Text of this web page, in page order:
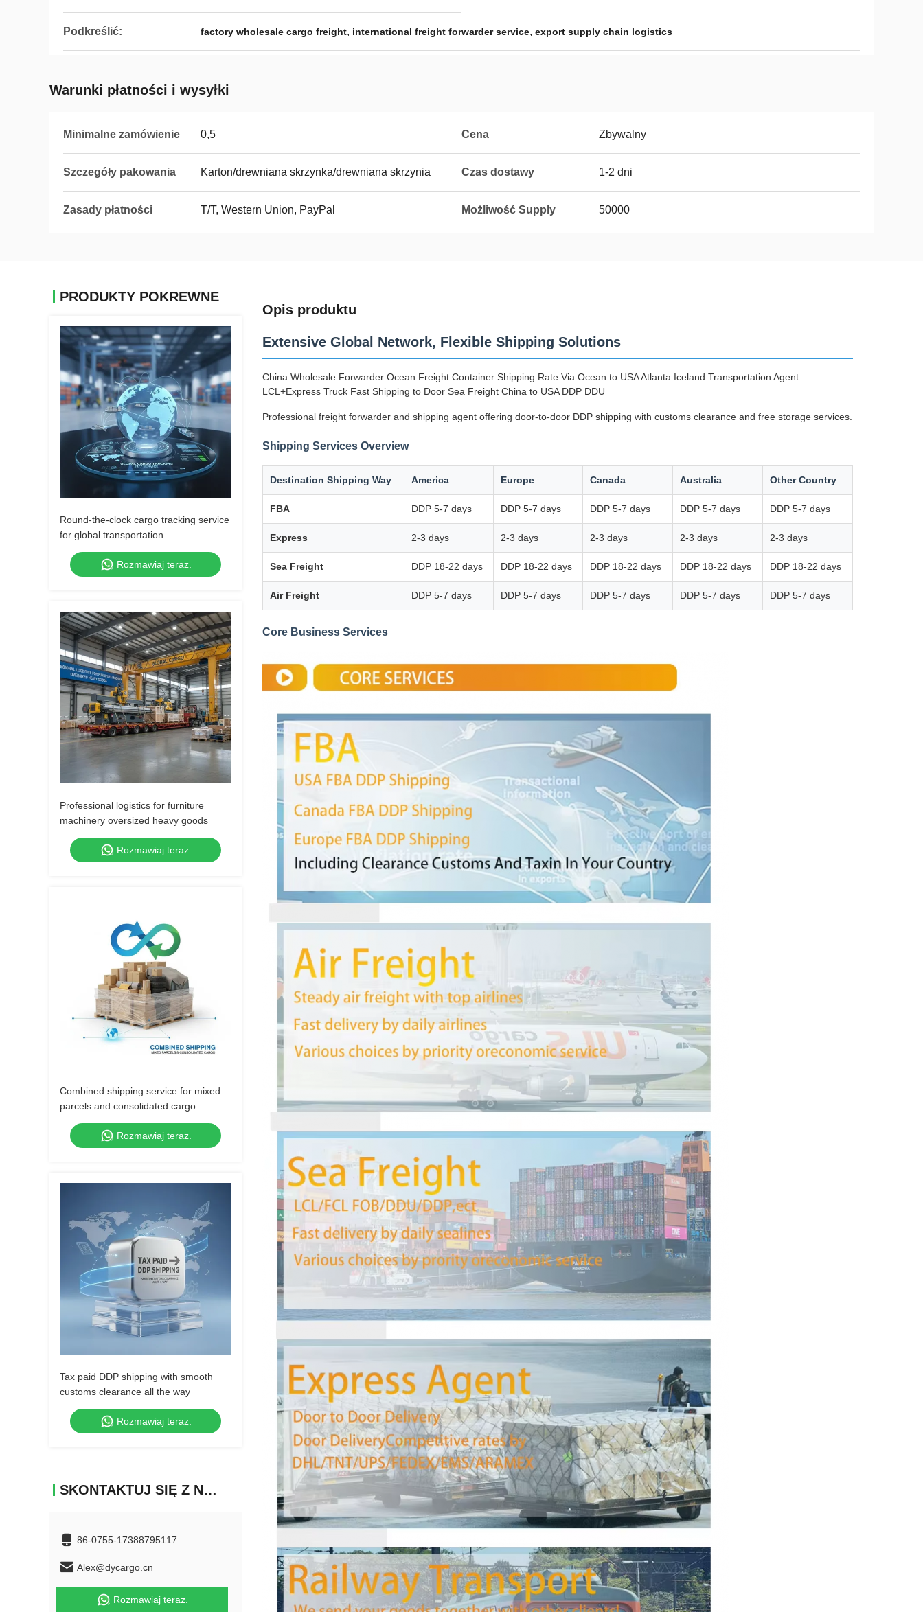
Podkreślić: factory wholesale cargo freight, international freight forwarder service, export supply chain logistics
Warunki płatności i wysyłki
Minimalne zamówienie 0,5 Cena Zbywalny
Szczegóły pakowania Karton/drewniana skrzynka/drewniana skrzynia Czas dostawy 1-2 dni
Zasady płatności T/T, Western Union, PayPal Możliwość Supply 50000
PRODUKTY POKREWNE
Round-the-clock cargo tracking service
for global transportation
Rozmawiaj teraz.
Professional logistics for furniture
machinery oversized heavy goods
Rozmawiaj teraz.
Combined shipping service for mixed
parcels and consolidated cargo
Rozmawiaj teraz.
Tax paid DDP shipping with smooth
customs clearance all the way
Rozmawiaj teraz.
SKONTAKTUJ SIĘ Z NAMI
86-0755-17388795117
Alex@dycargo.cn
Rozmawiaj teraz.
Opis produktu
Extensive Global Network, Flexible Shipping Solutions
China Wholesale Forwarder Ocean Freight Container Shipping Rate Via Ocean to USA Atlanta Iceland Transportation Agent
LCL+Express Truck Fast Shipping to Door Sea Freight China to USA DDP DDU
Professional freight forwarder and shipping agent offering door-to-door DDP shipping with customs clearance and free storage services.
Shipping Services Overview
Destination Shipping Way America Europe Canada Australia Other Country
FBA DDP 5-7 days DDP 5-7 days DDP 5-7 days DDP 5-7 days DDP 5-7 days
Express 2-3 days 2-3 days 2-3 days 2-3 days 2-3 days
Sea Freight DDP 18-22 days DDP 18-22 days DDP 18-22 days DDP 18-22 days DDP 18-22 days
Air Freight DDP 5-7 days DDP 5-7 days DDP 5-7 days DDP 5-7 days DDP 5-7 days
Core Business Services